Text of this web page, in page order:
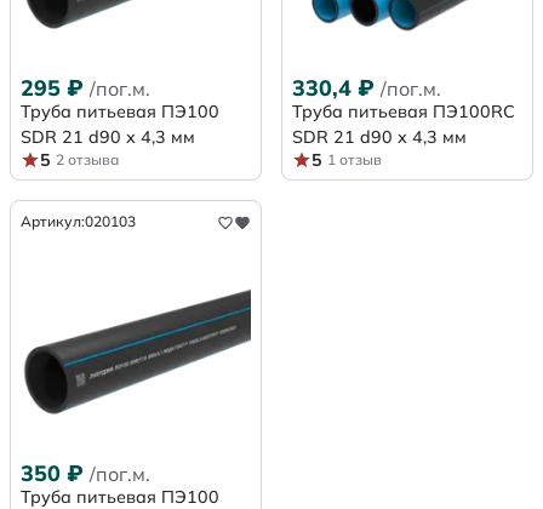
295 ₽ /пог.м.
Труба питьевая ПЭ100
SDR 21 d90 х 4,3 мм
5 2 отзыва
330,4 ₽ /пог.м.
Труба питьевая ПЭ100RC
SDR 21 d90 х 4,3 мм
5 1 отзыв
Артикул:020103
350 ₽ /пог.м.
Труба питьевая ПЭ100